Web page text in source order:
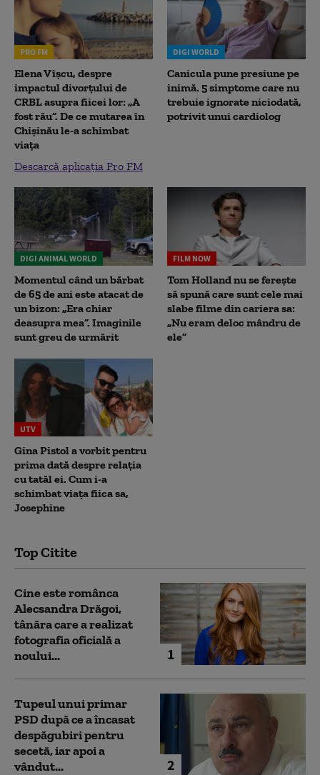
PRO FM
Elena Vîșcu, despre
impactul divorțului de
CRBL asupra fiicei lor: „A
fost rău”. De ce mutarea în
Chișinău le-a schimbat
viața
Descarcă aplicația Pro FM
DIGI WORLD
Canicula pune presiune pe
inimă. 5 simptome care nu
trebuie ignorate niciodată,
potrivit unui cardiolog
DIGI ANIMAL WORLD
Momentul când un bărbat
de 65 de ani este atacat de
un bizon: „Era chiar
deasupra mea”. Imaginile
sunt greu de urmărit
FILM NOW
Tom Holland nu se ferește
să spună care sunt cele mai
slabe filme din cariera sa:
„Nu eram deloc mândru de
ele”
UTV
Gina Pistol a vorbit pentru
prima dată despre relația
cu tatăl ei. Cum i-a
schimbat viața fiica sa,
Josephine
Top Citite
1
Cine este românca
Alecsandra Drăgoi,
tânăra care a realizat
fotografia oficială a
noului...
2
Tupeul unui primar
PSD după ce a încasat
despăgubiri pentru
secetă, iar apoi a
vândut...